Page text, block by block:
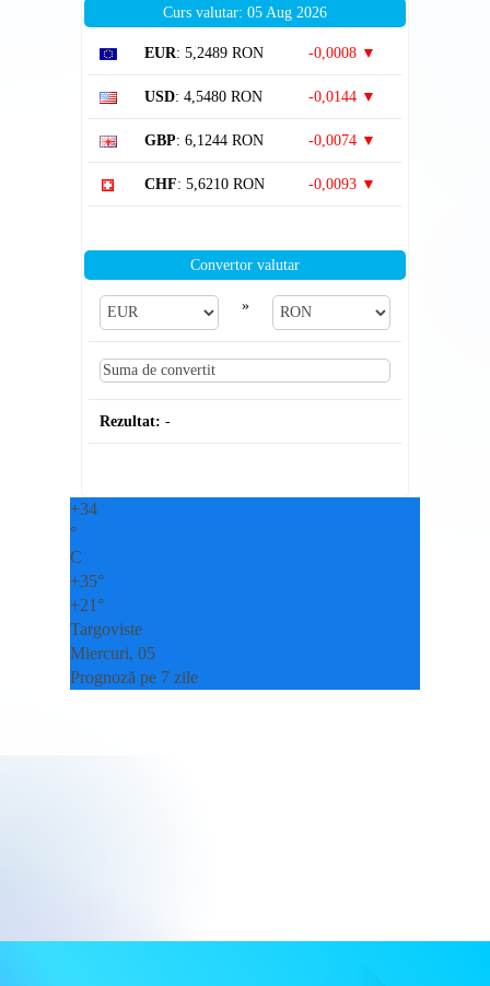
Curs valutar: 05 Aug 2026
EUR: 5,2489 RON -0,0008 ▼
USD: 4,5480 RON -0,0144 ▼
GBP: 6,1244 RON -0,0074 ▼
CHF: 5,6210 RON -0,0093 ▼
Convertor valutar
»
Rezultat: -
+34
°
C
+35°
+21°
Targoviste
Miercuri, 05
Prognoză pe 7 zile